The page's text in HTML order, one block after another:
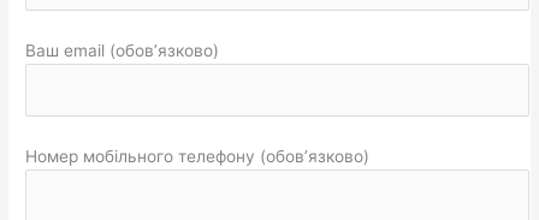
Ваш email (обов’язково)
Номер мобільного телефону (обов’язково)